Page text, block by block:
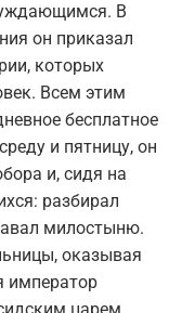
В
он приказал
которых
Всем этим
бесплатное
и пятницу, он
и, сидя на
разбирал
милостыню.
оказывая
император